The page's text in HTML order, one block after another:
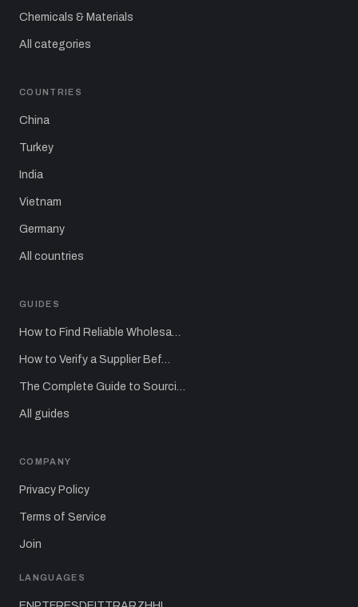
Chemicals & Materials
All categories
COUNTRIES
China
Turkey
India
Vietnam
Germany
All countries
GUIDES
How to Find Reliable Wholesa…
How to Verify a Supplier Bef…
The Complete Guide to Sourci…
All guides
COMPANY
Privacy Policy
Terms of Service
Join
LANGUAGES